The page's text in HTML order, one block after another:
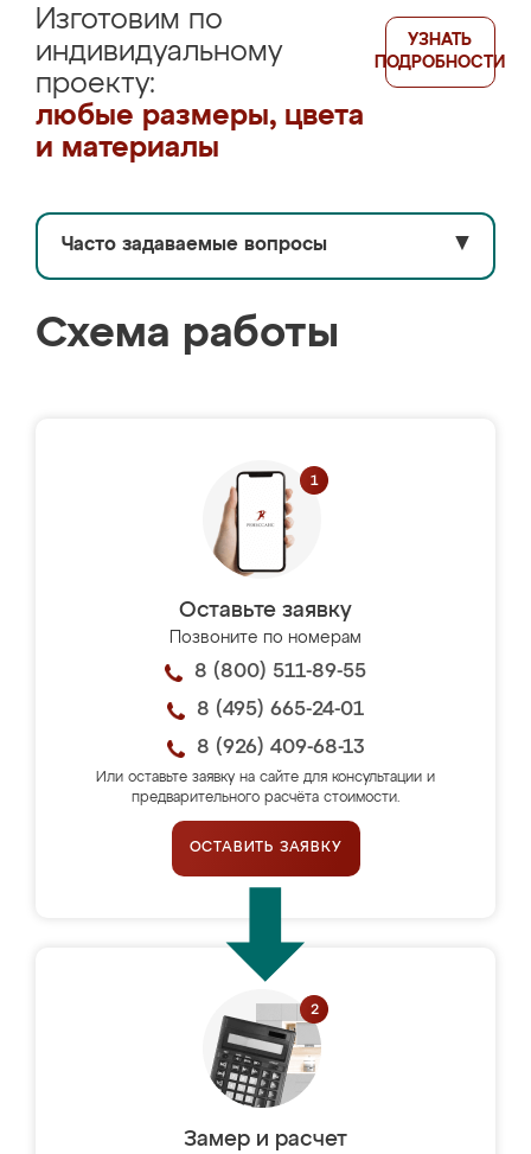
Изготовим по
индивидуальному
проекту:
любые размеры, цвета
и материалы
УЗНАТЬ
ПОДРОБНОСТИ
Часто задаваемые вопросы ▼
Схема работы
Оставьте заявку
Позвоните по номерам
8 (800) 511-89-55
8 (495) 665-24-01
8 (926) 409-68-13
Или оставьте заявку на сайте для консультации и
предварительного расчёта стоимости.
ОСТАВИТЬ ЗАЯВКУ
Замер и расчет